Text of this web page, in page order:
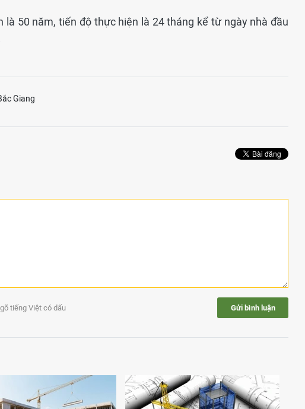
là 50 năm, tiến độ thực hiện là 24 tháng kể từ ngày nhà đầu
Giang
tiếng Việt có dấu Gửi bình luận